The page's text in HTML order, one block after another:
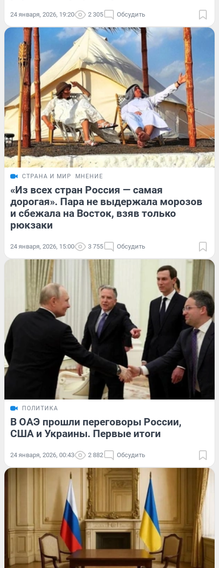
24 января, 2026, 19:20 2 305 Обсудить
СТРАНА И МИР МНЕНИЕ
«Из всех стран Россия — самая
дорогая». Пара не выдержала морозов
и сбежала на Восток, взяв только
рюкзаки
24 января, 2026, 15:00 3 755 Обсудить
ПОЛИТИКА
В ОАЭ прошли переговоры России,
США и Украины. Первые итоги
24 января, 2026, 00:43 2 882 Обсудить